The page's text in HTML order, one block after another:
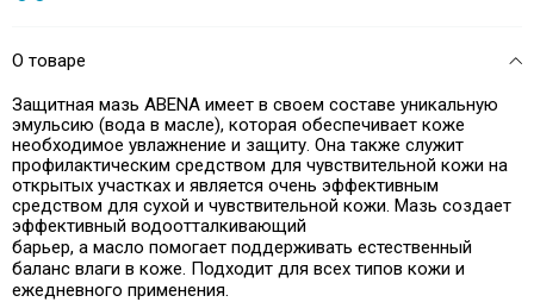
О товаре
Защитная мазь ABENA имеет в своем составе уникальную
эмульсию (вода в масле), которая обеспечивает коже
необходимое увлажнение и защиту. Она также служит
профилактическим средством для чувствительной кожи на
открытых участках и является очень эффективным
средством для сухой и чувствительной кожи. Мазь создает
эффективный водоотталкивающий
барьер, а масло помогает поддерживать естественный
баланс влаги в коже. Подходит для всех типов кожи и
ежедневного применения.